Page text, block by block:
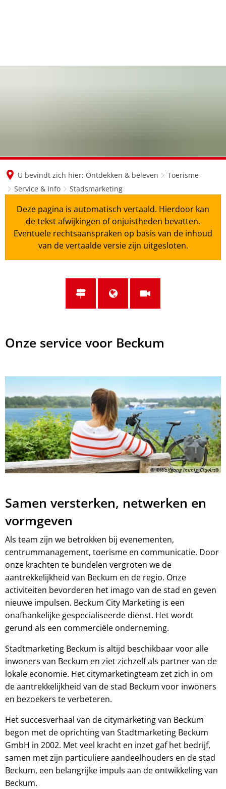
de
U bevindt zich hier: Ontdekken & beleven
Toerisme
Service & Info
Stadsmarketing
Deze pagina is automatisch vertaald. Hierdoor kan
de tekst afwijkingen of onjuistheden bevatten.
Eventuele rechtsaanspraken op basis van de inhoud
van de vertaalde versie zijn uitgesloten.
Onze service voor Beckum
© ©Wolfgang Immig_CityArt®
Samen versterken, netwerken en
vormgeven
Als team zijn we betrokken bij evenementen,
centrummanagement, toerisme en communicatie. Door
onze krachten te bundelen vergroten we de
aantrekkelijkheid van Beckum en de regio. Onze
activiteiten bevorderen het imago van de stad en geven
nieuwe impulsen. Beckum City Marketing is een
onafhankelijke gespecialiseerde dienst. Het wordt
gerund als een commerciële onderneming.
Stadtmarketing Beckum is altijd beschikbaar voor alle
inwoners van Beckum en ziet zichzelf als partner van de
lokale economie. Het citymarketingteam zet zich in om
de aantrekkelijkheid van de stad Beckum voor inwoners
en bezoekers te verbeteren.
Het succesverhaal van de citymarketing van Beckum
begon met de oprichting van Stadtmarketing Beckum
GmbH in 2002. Met veel kracht en inzet gaf het bedrijf,
samen met zijn particuliere aandeelhouders en de stad
Beckum, een belangrijke impuls aan de ontwikkeling van
Beckum.